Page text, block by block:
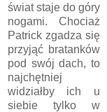
świat staje do góry
nogami. Chociaż
Patrick zgadza się
przyjąć bratanków
pod swój dach, to
najchętniej
widziałby ich u
siebie tylko w